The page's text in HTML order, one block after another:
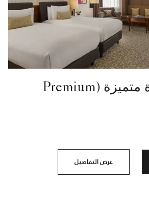
غرفة فاخرة متميزة (Premium
عرض التفاصيل